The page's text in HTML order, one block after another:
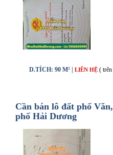
D.TÍCH: 90 M² | LIÊN HỆ (
Cần bán lô đất phố
phố Hải Dương